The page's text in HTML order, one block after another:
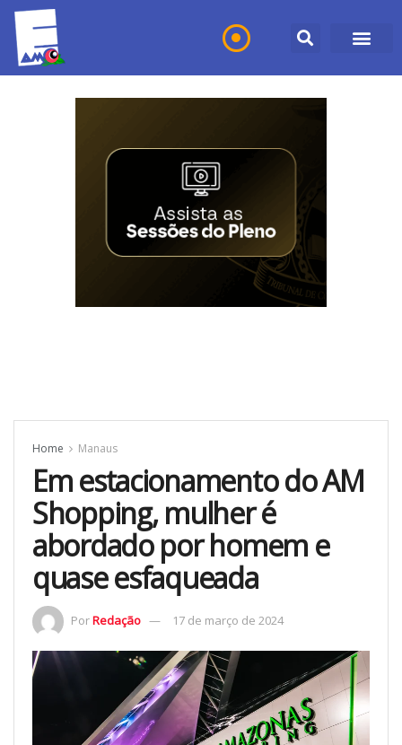
Home Manaus
Em estacionamento do AM
Shopping, mulher é
abordado por homem e
quase esfaqueada
PorRedação 17 de março de 2024